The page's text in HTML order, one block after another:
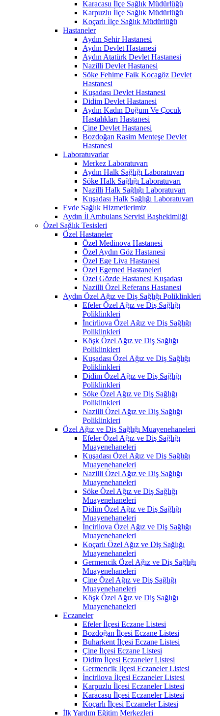
Karacasu İlçe Sağlık Müdürlüğü
Karpuzlu İlçe Sağlık Müdürlüğü
Koçarlı İlçe Sağlık Müdürlüğü
Hastaneler
Aydın Şehir Hastanesi
Aydın Devlet Hastanesi
Aydın Atatürk Devlet Hastanesi
Nazilli Devlet Hastanesi
Söke Fehime Faik Kocagöz Devlet
Hastanesi
Kuşadası Devlet Hastanesi
Didim Devlet Hastanesi
Aydın Kadın Doğum Ve Çocuk
Hastalıkları Hastanesi
Çine Devlet Hastanesi
Bozdoğan Rasim Menteşe Devlet
Hastanesi
Laboratuvarlar
Merkez Laboratuvarı
Aydın Halk Sağlığı Laboratuvarı
Söke Halk Sağlığı Laboratuvarı
Nazilli Halk Sağlığı Laboratuvarı
Kuşadası Halk Sağlığı Laboratuvarı
Evde Sağlık Hizmetlerimiz
Aydın İl Ambulans Servisi Başhekimliği
Özel Sağlık Tesisleri
Özel Hastaneler
Özel Medinova Hastanesi
Özel Aydın Göz Hastanesi
Özel Ege Liva Hastanesi
Özel Egemed Hastaneleri
Özel Gözde Hastanesi Kuşadası
Nazilli Özel Referans Hastanesi
Aydın Özel Ağız ve Diş Sağlığı Poliklinkleri
Efeler Özel Ağız ve Diş Sağlığı
Poliklinkleri
İncirliova Özel Ağız ve Diş Sağlığı
Poliklinkleri
Köşk Özel Ağız ve Diş Sağlığı
Poliklinkleri
Kuşadası Özel Ağız ve Diş Sağlığı
Poliklinkleri
Didim Özel Ağız ve Diş Sağlığı
Poliklinkleri
Söke Özel Ağız ve Diş Sağlığı
Poliklinkleri
Nazilli Özel Ağız ve Diş Sağlığı
Poliklinkleri
Özel Ağız ve Diş Sağlığı Muayenehaneleri
Efeler Özel Ağız ve Diş Sağlığı
Muayenehaneleri
Kuşadası Özel Ağız ve Diş Sağlığı
Muayenehaneleri
Nazilli Özel Ağız ve Diş Sağlığı
Muayenehaneleri
Söke Özel Ağız ve Diş Sağlığı
Muayenehaneleri
Didim Özel Ağız ve Diş Sağlığı
Muayenehaneleri
İncirliova Özel Ağız ve Diş Sağlığı
Muayenehaneleri
Koçarlı Özel Ağız ve Diş Sağlığı
Muayenehaneleri
Germencik Özel Ağız ve Diş Sağlığı
Muayenehaneleri
Çine Özel Ağız ve Diş Sağlığı
Muayenehaneleri
Köşk Özel Ağız ve Diş Sağlığı
Muayenehaneleri
Eczaneler
Efeler İlçesi Eczane Listesi
Bozdoğan İlçesi Eczane Listesi
Buharkent İlçesi Eczane Listesi
Çine İlçesi Eczane Listesi
Didim İlçesi Eczaneler Listesi
Germencik İlçesi Eczaneler Listesi
İncirliova İlçesi Eczaneler Listesi
Karpuzlu İlçesi Eczaneler Listesi
Karacasu İlçesi Eczaneler Listesi
Koçarlı İlçesi Eczaneler Listesi
İlk Yardım Eğitim Merkezleri